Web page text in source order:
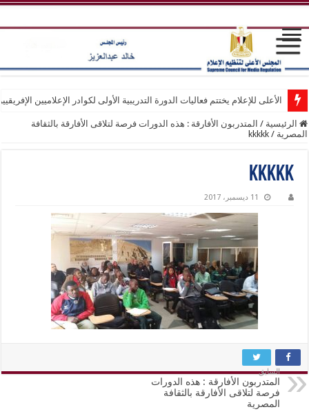
الأعلى للإعلام يختتم فعاليات الدورة التدريبية الأولى لكوادر الإعلاميين
الرئيسية / المتدربون الأفارقة : هذه الدورات فرصة لتلاقى الأفارقة بالثقافة
المصرية /
kkkkk
kkkkk
11 ديسمبر، 2017
السابق
المتدربون الأفارقة : هذه الدورات
فرصة لتلاقى الأفارقة بالثقافة
المصرية